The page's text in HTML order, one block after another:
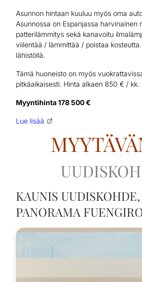
Asunnon hintaan kuuluu myös oma
Asunnossa on Espanjassa harvinainen
patterilämmitys sekä kanavoitu
viilentää / lämmittää / poistaa
lähistöllä.
Tämä huoneisto on myös
pitkäaikaisesti. Hinta alkaen 850 € / kk.
Myyntihinta 178 500 €
Lue lisää
KAUNIS UUDISKOHDE,
PANORAMA